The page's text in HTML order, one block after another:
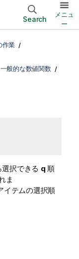
Search
メニュ
ー
作業
一般的な数値関数
択できる q 順
ま
イテムの選択順